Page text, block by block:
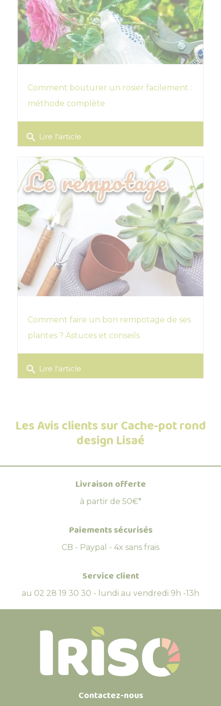
Comment bouturer un rosier facilement :
méthode complète
search Lire l'article
Comment faire un bon rempotage de ses
plantes ? Astuces et conseils
search Lire l'article
Les Avis clients sur Cache-pot rond
design Lisaé
Livraison offerte
à partir de 50€*
Paiements sécurisés
CB - Paypal - 4x sans frais
Service client
au 02 28 19 30 30 - lundi au vendredi 9h -13h
Contactez-nous